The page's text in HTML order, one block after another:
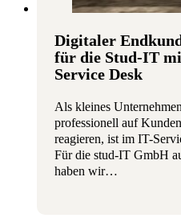
Digitaler
für die Stud-IT
Service Desk
Als kleines
professionell auf
reagieren, ist im IT-
Für die stud-IT GmbH
haben wir…